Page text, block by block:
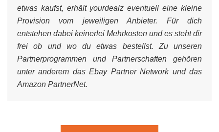
etwas kaufst, erhält yourdealz eventuell eine kleine
Provision vom jeweiligen Anbieter. Für dich
entstehen dabei keinerlei Mehrkosten und es steht dir
frei ob und wo du etwas bestellst. Zu unseren
Partnerprogrammen und Partnerschaften gehören
unter anderem das Ebay Partner Network und das
Amazon PartnerNet.